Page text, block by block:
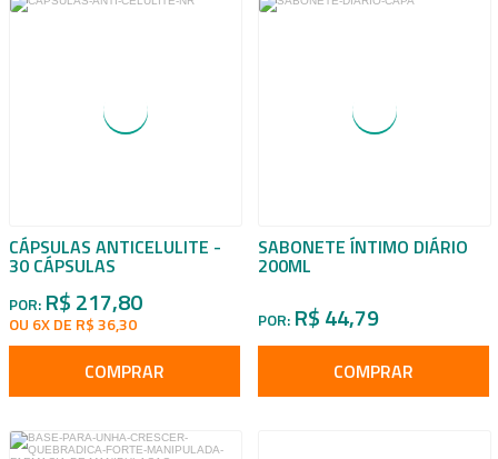
CÁPSULAS ANTICELULITE -
30 CÁPSULAS
POR: R$ 217,80
OU 6X DE R$ 36,30
COMPRAR
SABONETE ÍNTIMO DIÁRIO
200ML
POR: R$ 44,79
COMPRAR